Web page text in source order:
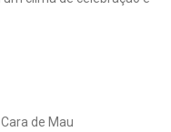
de Mau